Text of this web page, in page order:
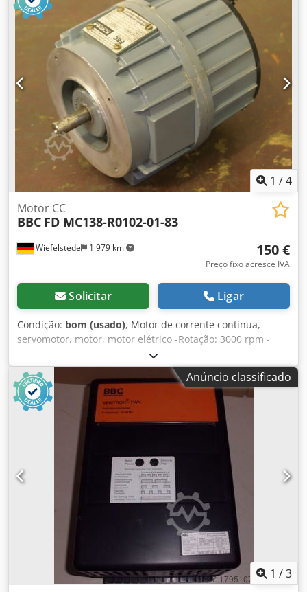
carga fusível -Fabricante: BBC, seccionador de carga
fusível 400 A Dwodpfx Asyf D A Ejl Tsa -Tipo: SLP2 -
Quantidade: 1x seccionador de carga disponível -
Dimensões: 320/250/140 mm -Peso: 4,4 kg
1 /4
Wiefelstede 1 979 km
Motor CC
BBC FD MC138-R0102-01-83
150 €
Preço fixo acresce IVA
Solicitar Ligar
Condição: bom (usado), Motor de corrente contínua,
servomotor, motor, motor elétrico -Rotação: 3000 rpm -
Potência: 0,4 kW -Tensão: 65 V -Forma construtiva: B14 -
Diâmetro do eixo: Ø 14 mm -Dimensões: 210/160/A160 mm
-Peso: 6 kg Dwedpfxeb Ilxgs Al Tja
Anúncio classificado
1 /3